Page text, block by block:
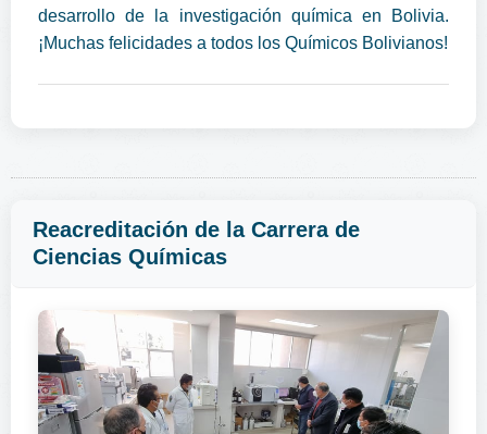
desarrollo de la investigación química en Bolivia.
¡Muchas felicidades a todos los Químicos Bolivianos!
Reacreditación de la Carrera de
Ciencias Químicas